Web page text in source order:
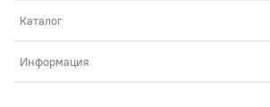
Каталог
Информация